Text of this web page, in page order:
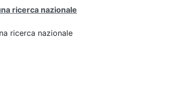
ricerca nazionale
ricerca nazionale